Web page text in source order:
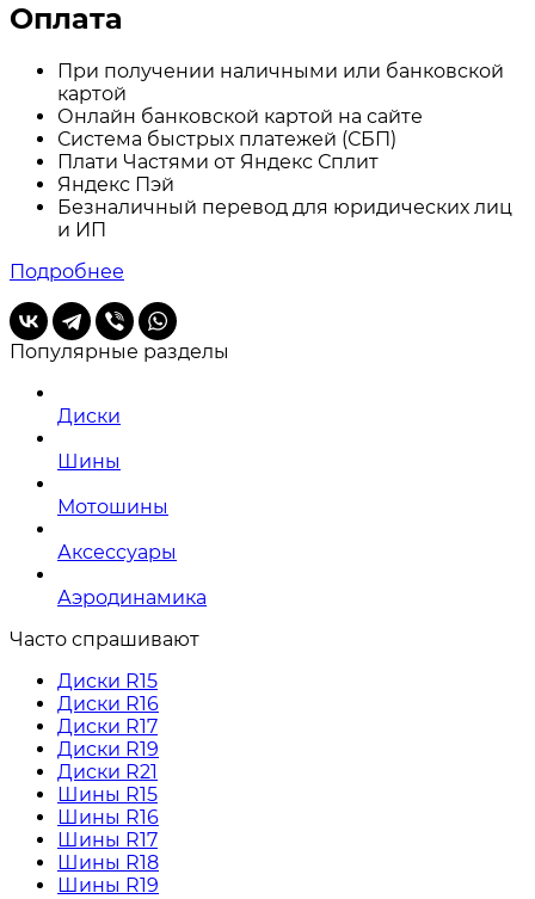
Оплата
При получении наличными или банковской
картой
Онлайн банковской картой на сайте
Система быстрых платежей (СБП)
Плати Частями от Яндекс Сплит
Яндекс Пэй
Безналичный перевод для юридических лиц
и ИП
Подробнее
Популярные разделы
Диски
Шины
Мотошины
Аксессуары
Аэродинамика
Часто спрашивают
Диски R15
Диски R16
Диски R17
Диски R19
Диски R21
Шины R15
Шины R16
Шины R17
Шины R18
Шины R19